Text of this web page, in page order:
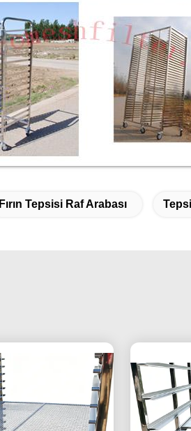
Fırın Tepsisi Raf Arabası